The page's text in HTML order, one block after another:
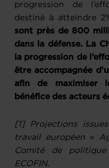
progression de
destiné à atteindre
sont près de 800
dans la défense. La
la progression de
être accompagnée
afin de maximiser
bénéfice des acteurs
[1] Projections
travail européen «
Comité de
ECOFIN.